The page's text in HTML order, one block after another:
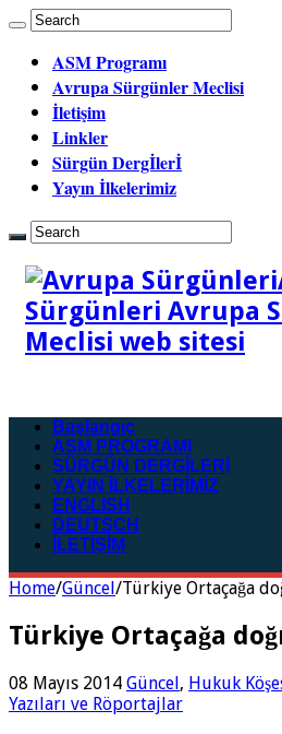
ASM Programı
Avrupa Sürgünler Meclisi
İletişim
Linkler
Sürgün Dergİlerİ
Yayın İlkelerimiz
Sürgünleri Avrupa
Meclisi web sitesi
Başlangıç
ASM PROGRAMI
SÜRGÜN DERGİLERİ
YAYIN İLKELERİMİZ
ENGLISH
DEUTSCH
İLETİŞİM
Home/Güncel/Türkiye Ortaçağa
Türkiye Ortaçağa
08 Mayıs 2014 Güncel, Hukuk
Yazıları ve Röportajlar